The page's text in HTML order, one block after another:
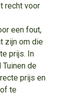
recht voor
een fout,
zijn om die
prijs. In
de
prijs en
te